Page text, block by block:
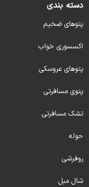
دسته بندی
پتوهای ضخیم
اکسسوری خواب
پتوهای عروسکی
پتوی مسافرتی
تشک مسافرتی
حوله
روفرشی
شال مبل